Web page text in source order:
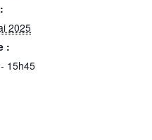
2025
:
15h45